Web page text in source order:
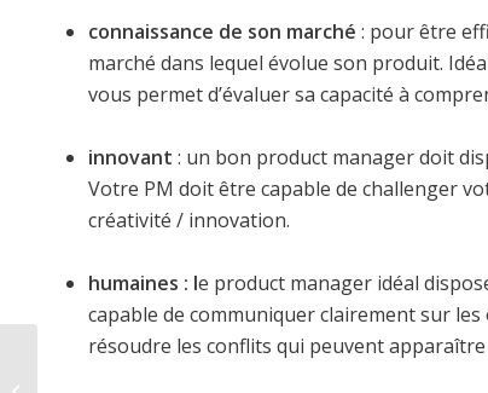
connaissance de son marché : pour être
marché dans lequel évolue son produit.
vous permet d’évaluer sa capacité à
innovant : un bon product manager doit
Votre PM doit être capable de challenger
créativité / innovation.
humaines : le product manager idéal
capable de communiquer clairement sur
résoudre les conflits qui peuvent